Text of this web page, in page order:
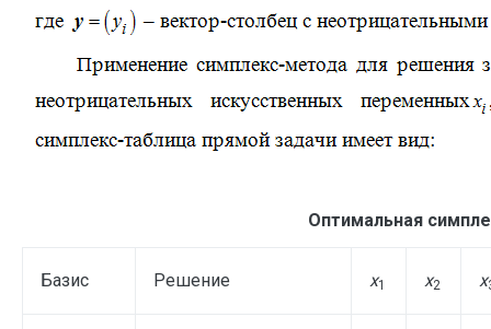
Оптимальная
Базис Решение x1 x2 x